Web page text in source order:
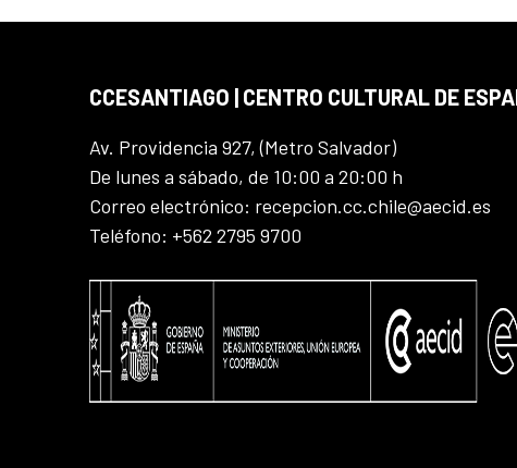
CCESANTIAGO | CENTRO CULTURAL DE
Av. Providencia 927, (Metro Salvador)
De lunes a sábado, de 10:00 a 20:00 h
Correo electrónico: recepcion.cc.chile@aecid.es
Teléfono: +562 2795 9700